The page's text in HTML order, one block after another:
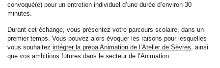
convoqué(e) pour un entretien individuel d’une durée d’environ 30
minutes.
Durant cet échange, vous présentez votre parcours scolaire, dans un
premier temps. Vous pouvez alors évoquer les raisons pour lesquelles
vous souhaitez intégrer la prépa Animation de l’Atelier de Sèvres, ainsi
que vos ambitions futures dans le secteur de l’Animation.